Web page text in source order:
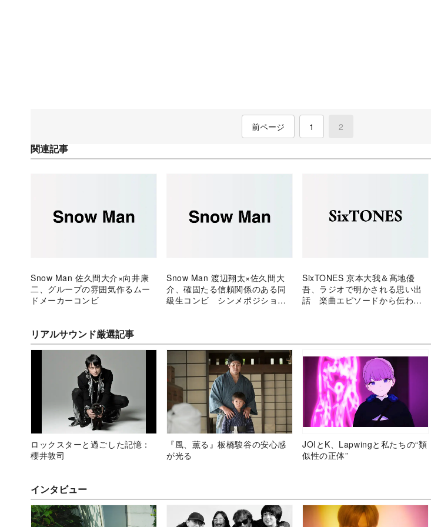
前ページ 1 2
関連記事
Snow Man 佐久間大介×向井康
二、グループの雰囲気作るムー
ドメーカーコンビ
Snow Man 渡辺翔太×佐久間大
介、確固たる信頼関係のある同
級生コンビ シンメポジション
SixTONES 京本大我＆髙地優
吾、ラジオで明かされる思い出
話 楽曲エピソードから伝わ
リアルサウンド厳選記事
ロックスターと過ごした記憶：
櫻井敦司
『風、薫る』板橋駿谷の安心感
が光る
JOIとK、Lapwingと私たちの“類
似性の正体”
インタビュー